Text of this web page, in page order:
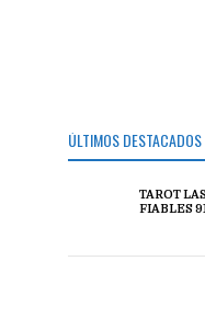
ÚLTIMOS DESTACADOS
TAROT
FIABLES